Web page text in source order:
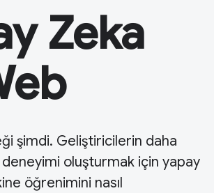
Zeka
şimdi. Geliştiricilerin daha
oluşturmak için yapay
öğrenimini nasıl